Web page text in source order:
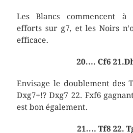
Les Blancs commencent à
efforts sur g7, et les Noirs
efficace.
20…. Cf6
Envisage le doublement des
Dxg7+!? Dxg7 22. Fxf6
est bon également.
21…. Tf8 22.